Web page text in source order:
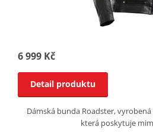
6 999 Kč
Detail produktu
Dámská bunda Roadster,
která poskytuje